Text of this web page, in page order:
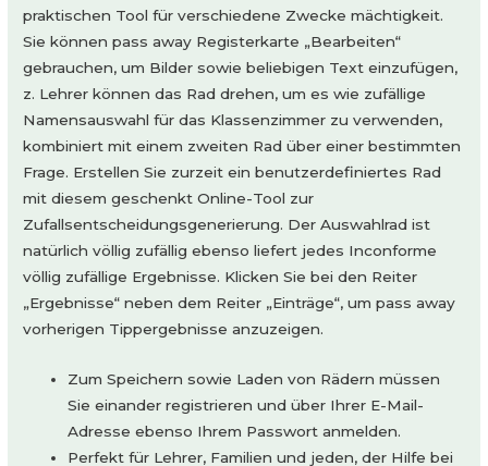
praktischen Tool für verschiedene Zwecke mächtigkeit.
Sie können pass away Registerkarte „Bearbeiten“
gebrauchen, um Bilder sowie beliebigen Text einzufügen,
z. Lehrer können das Rad drehen, um es wie zufällige
Namensauswahl für das Klassenzimmer zu verwenden,
kombiniert mit einem zweiten Rad über einer bestimmten
Frage. Erstellen Sie zurzeit ein benutzerdefiniertes Rad
mit diesem geschenkt Online-Tool zur
Zufallsentscheidungsgenerierung. Der Auswahlrad ist
natürlich völlig zufällig ebenso liefert jedes Inconforme
völlig zufällige Ergebnisse. Klicken Sie bei den Reiter
„Ergebnisse“ neben dem Reiter „Einträge“, um pass away
vorherigen Tippergebnisse anzuzeigen.
Zum Speichern sowie Laden von Rädern müssen
Sie einander registrieren und über Ihrer E-Mail-
Adresse ebenso Ihrem Passwort anmelden.
Perfekt für Lehrer, Familien und jeden, der Hilfe bei